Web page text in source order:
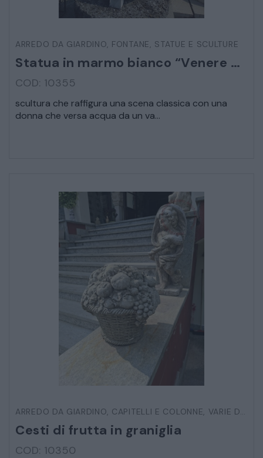
VEICOLI D’EPOCA
ARREDO DA GIARDINO, FONTANE, STATUE E SCULTURE
Statua in marmo bianco “Venere bagnante”
COD: 10355
scultura che raffigura una scena classica con una
donna che versa acqua da un va...
ARREDO DA GIARDINO, CAPITELLI E COLONNE, VARIE DA ESTERNO
Cesti di frutta in graniglia
COD: 10350